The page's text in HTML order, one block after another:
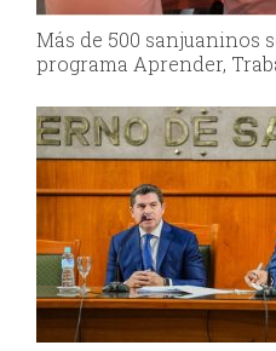
Más de 500 sanjuaninos
programa Aprender,